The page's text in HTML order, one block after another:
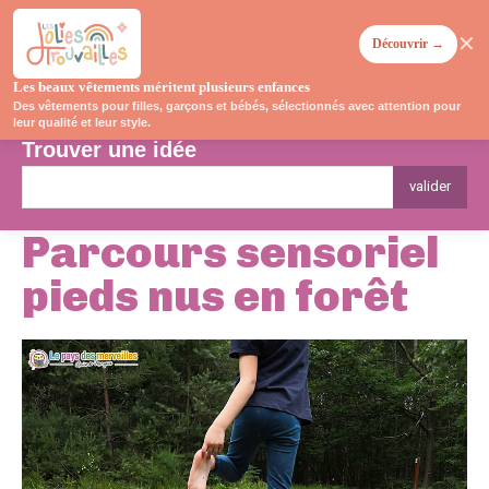
Trouver une idée
valider
Parcours sensoriel
pieds nus en forêt
Les beaux vêtements méritent plusieurs enfances
Des vêtements pour filles, garçons et bébés, sélectionnés avec attention pour
leur qualité et leur style.
Découvrir → ✕